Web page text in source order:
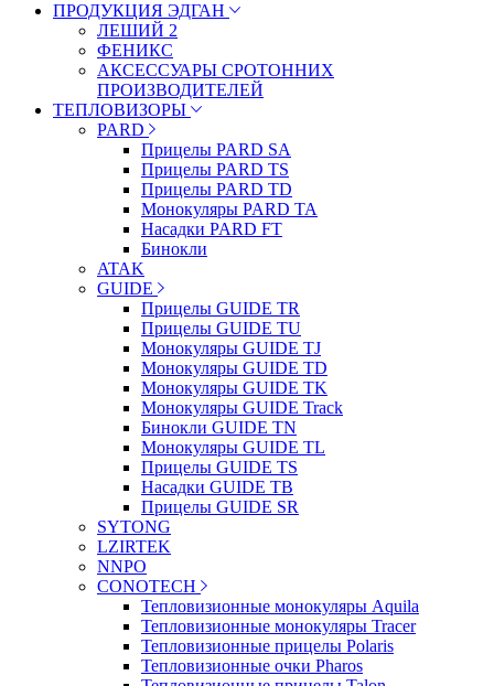
ПРОДУКЦИЯ ЭДГАН
ЛЕШИЙ 2
ФЕНИКС
АКСЕССУАРЫ СРОТОННИХ
ПРОИЗВОДИТЕЛЕЙ
ТЕПЛОВИЗОРЫ
PARD
Прицелы PARD SA
Прицелы PARD TS
Прицелы PARD TD
Монокуляры PARD TA
Насадки PARD FT
Бинокли
ATAK
GUIDE
Прицелы GUIDE TR
Прицелы GUIDE TU
Монокуляры GUIDE TJ
Монокуляры GUIDE TD
Монокуляры GUIDE TK
Монокуляры GUIDE Track
Бинокли GUIDE TN
Монокуляры GUIDE TL
Прицелы GUIDE TS
Насадки GUIDE TB
Прицелы GUIDE SR
SYTONG
LZIRTEK
NNPO
CONOTECH
Тепловизионные монокуляры Aquila
Тепловизионные монокуляры Tracer
Тепловизионные прицелы Polaris
Тепловизионные очки Pharos